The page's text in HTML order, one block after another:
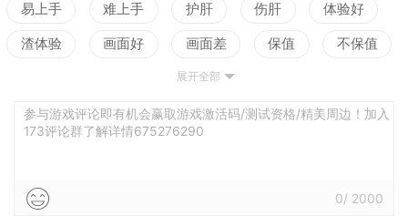
易上手 难上手 护肝 伤肝 体验好
渣体验 画面好 画面差 保值 不保值
测试
展开全部
参与游戏评论即有机会赢取游戏激活码/测试资格/精美周边！加入
173评论群了解详情675276290
0/ 2000